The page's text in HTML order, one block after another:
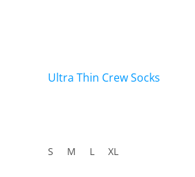
Ultra Thin Crew Socks
S M L XL